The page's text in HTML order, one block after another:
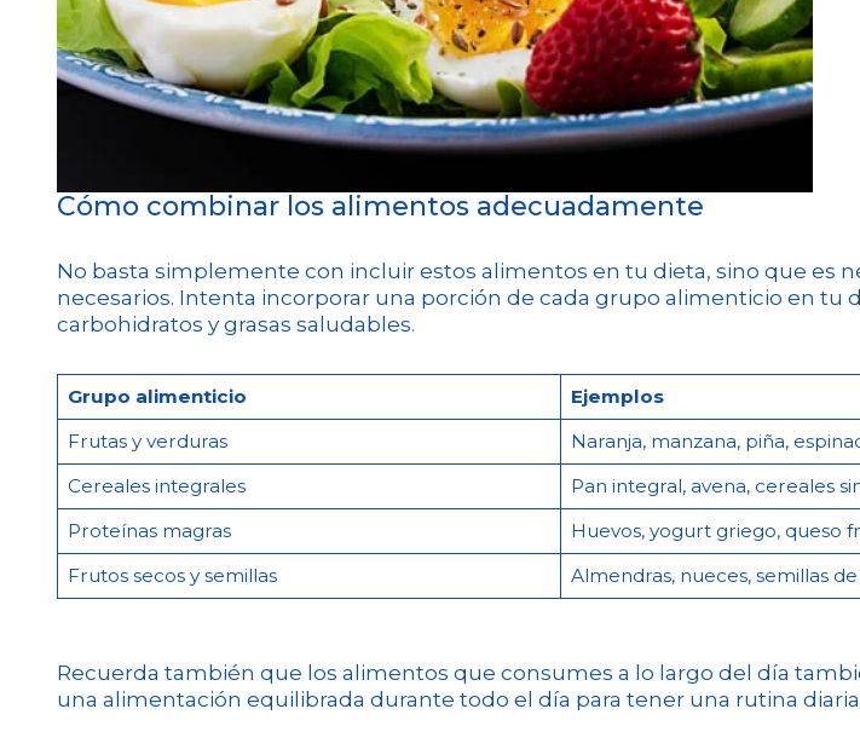
Cómo combinar los alimentos adecuadamente
No basta simplemente con incluir estos alimentos en tu dieta, sino que
necesarios. Intenta incorporar una porción de cada grupo alimenticio en
carbohidratos y grasas saludables.
Grupo alimenticio
Ejemplos
Frutas y verduras
Naranja, manzana, piña,
Cereales integrales
Pan integral, avena, cereales
Proteínas magras
Huevos, yogurt griego, queso
Frutos secos y semillas
Almendras, nueces, semillas
Recuerda también que los alimentos que consumes a lo largo del día
una alimentación equilibrada durante todo el día para tener una rutina